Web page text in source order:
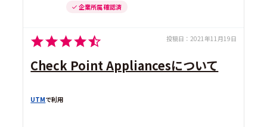
企業所属 確認済
投稿日： 2021年11月19日
Check Point Appliancesについて
UTMで利用